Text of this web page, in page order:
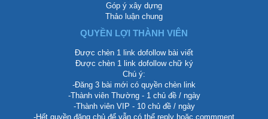
Góp ý xây dựng
Thảo luận chung
QUYỀN LỢI THÀNH VIÊN
Được chèn 1 link dofollow bài viết
Được chèn 1 link dofollow chữ ký
Chú ý:
-Đăng 3 bài mới có quyền chèn link
-Thành viên Thường - 1 chủ đề / ngày
-Thành viên VIP - 10 chủ đề / ngày
-Hết quyền đăng chủ để vẫn có thể reply hoặc commment